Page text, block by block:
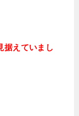
据えていまし